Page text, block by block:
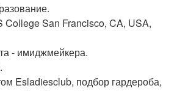
College San Francisco, CA, USA,
- имиджмейкера.
Esladiesclub, подбор гардероба,